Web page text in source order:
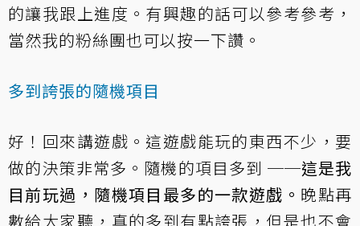
的讓我跟上進度。有興趣的話可以參考參考，
當然我的粉絲團也可以按一下讚。
多到誇張的隨機項目
好！回來講遊戲。這遊戲能玩的東西不少，要
做的決策非常多。隨機的項目多到 ──這是我
目前玩過，隨機項目最多的一款遊戲。 晚點再
數給大家聽，真的多到有點誇張，但是也不會